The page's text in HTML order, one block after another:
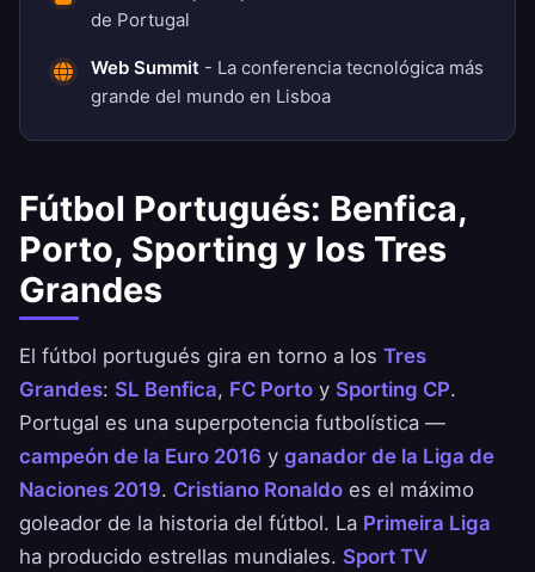
de Portugal
Web Summit - La conferencia tecnológica más
grande del mundo en Lisboa
Fútbol Portugués: Benfica,
Porto, Sporting y los Tres
Grandes
El fútbol portugués gira en torno a los Tres
Grandes: SL Benfica, FC Porto y Sporting CP.
Portugal es una superpotencia futbolística —
campeón de la Euro 2016 y ganador de la Liga de
Naciones 2019. Cristiano Ronaldo es el máximo
goleador de la historia del fútbol. La Primeira Liga
ha producido estrellas mundiales. Sport TV